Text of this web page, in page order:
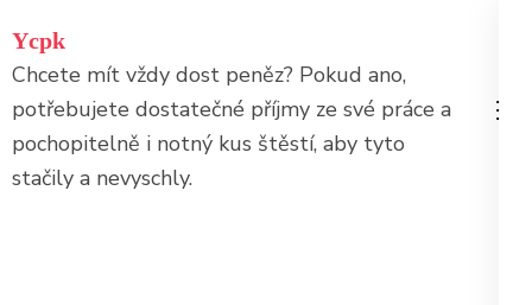
na
obsah
(stiskněte
Enter)
Ycpk
Chcete mít vždy dost peněz? Pokud ano,
potřebujete dostatečné příjmy ze své práce a
pochopitelně i notný kus štěstí, aby tyto
stačily a nevyschly.